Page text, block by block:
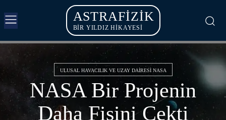
ASTRAFIZIK
BİR YILDIZ HİKAYESİ
ULUSAL HAVACILIK VE UZAY DAIRESI NASA
NASA Bir Projenin
Daha Fişini Çekti